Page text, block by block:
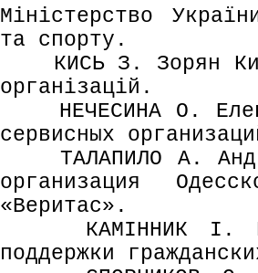
Міністерство
та спорту.
КИСЬ З. Зорян
організацій.
НЕЧЕСИНА О.
сервисных
ТАЛАПИЛО А.
организация
«Веритас».
КАМІННИК І.
поддержки